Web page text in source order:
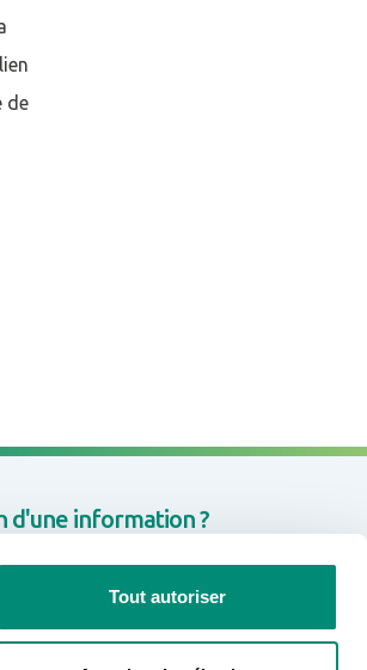
Tout autoriser
de
d'une information ?
CONTACTEZ-NOUS